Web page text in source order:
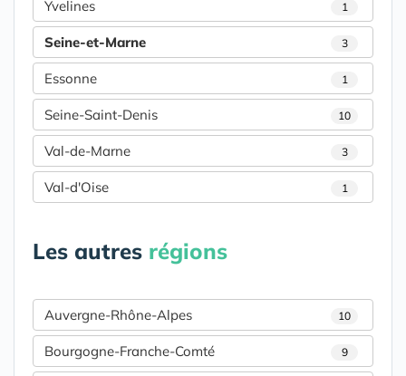
Yvelines 1
Seine-et-Marne 3
Essonne 1
Seine-Saint-Denis 10
Val-de-Marne 3
Val-d'Oise 1
Les autres régions
Auvergne-Rhône-Alpes 10
Bourgogne-Franche-Comté 9